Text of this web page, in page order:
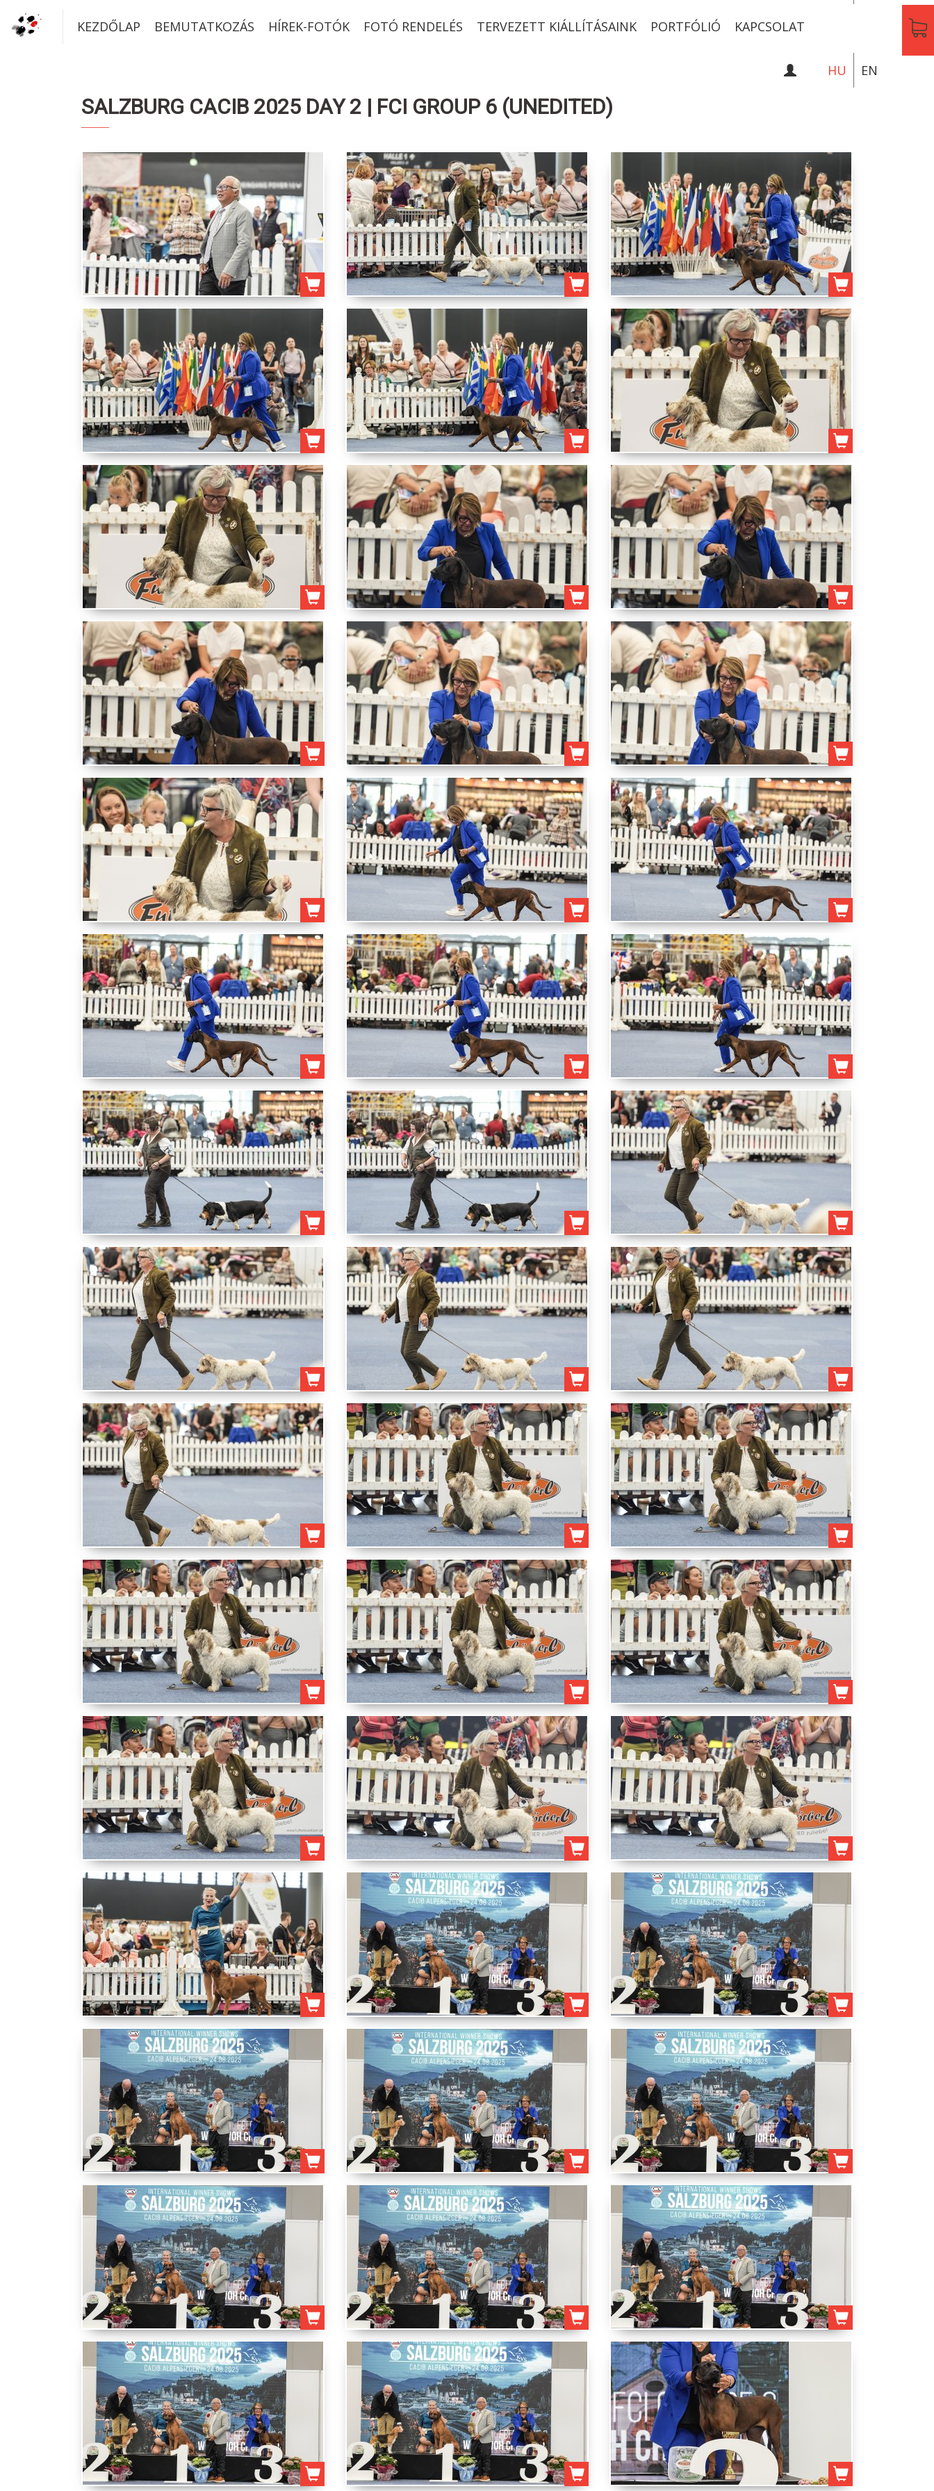
KEZDŐLAP BEMUTATKOZÁS HÍREK-FOTÓK FOTÓ RENDELÉS TERVEZETT KIÁLLÍTÁSAINK PORTFÓLIÓ KAPCSOLAT
HU EN
SALZBURG CACIB 2025 DAY 2 | FCI GROUP 6 (UNEDITED)